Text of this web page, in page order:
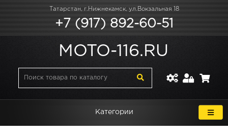
Татарстан, г.Нижнекамск, ул.Вокзальная 18
+7 (917) 892-60-51
MOTO-116.RU
Категории